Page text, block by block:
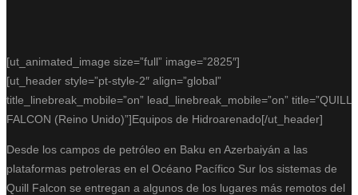
[ut_animated_image size=”full” image=”2825″]
[ut_header style=”pt-style-2″ align=”global”
title_linebreak_mobile=”on” lead_linebreak_mobile=”on” title=”QUILL
FALCON (Reino Unido)”]Equipos de Hidroarenado[/ut_header]
Desde los campos de petróleo en Baku en Azerbaiyán a las
plataformas petroleras en el Océano Pacífico Sur los sistemas de
Quill Falcon se entregan a algunos de los lugares más remotos del